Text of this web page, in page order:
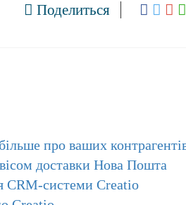
Поделиться
про ваших
доставки Нова Пошта
CRM-системи Creatio